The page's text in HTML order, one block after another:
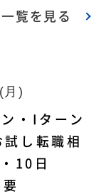
一覧を見る
(月)
・Iターン
し転職相
10日